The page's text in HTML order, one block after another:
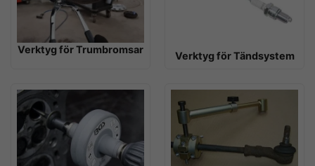
Verktyg för Trumbromsar
Verktyg för Tändsystem